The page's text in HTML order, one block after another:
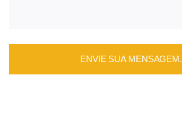
ENVIE SUA MENSAGEM.